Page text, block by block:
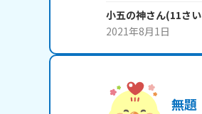
小五の神さん(11さい
2021年8月1日
無題